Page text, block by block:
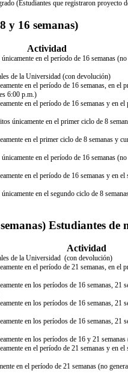
(Estudiantes que registraron
y 16 semanas)
Actividad
en el período de 16 semanas
de la Universidad (con devolución)
en el período de 16 semanas, en el
6:00 p.m.)
en el período de 16 semanas y en
únicamente en el primer ciclo de 8
en el primer ciclo de 8 semanas y
en el período de 16 semanas
en el período de 16 semanas y en
en el segundo ciclo de 8
Estudiantes de
Actividad
de la Universidad (con devolución)
en el período de 21 semanas, en el
en los períodos de 16 semanas, 21
en los períodos de 16 semanas, 21
en los períodos de 16 semanas, 21
en los períodos de 16 y 21
en el período de 21 semanas y en
en el período de 21 semanas (no